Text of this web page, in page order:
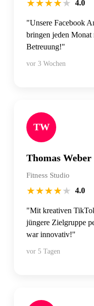
★★★★★ 4.0
"Unsere Facebook
bringen jeden Monat
Betreuung!"
vor 3 Wochen
TW
Thomas Weber
Fitness Studio
★★★★★ 4.0
"Mit kreativen
jüngere Zielgruppe
war innovativ!"
vor 5 Tagen